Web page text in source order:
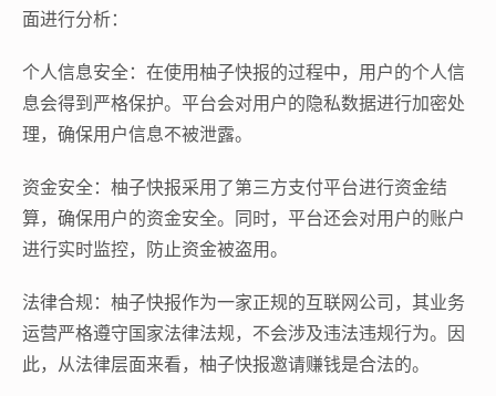
面进行分析：
个人信息安全：在使用柚子快报的过程中，用户的个人信
息会得到严格保护。平台会对用户的隐私数据进行加密处
理，确保用户信息不被泄露。
资金安全：柚子快报采用了第三方支付平台进行资金结
算，确保用户的资金安全。同时，平台还会对用户的账户
进行实时监控，防止资金被盗用。
法律合规：柚子快报作为一家正规的互联网公司，其业务
运营严格遵守国家法律法规，不会涉及违法违规行为。因
此，从法律层面来看，柚子快报邀请赚钱是合法的。